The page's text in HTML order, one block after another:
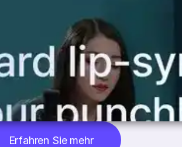
Erfahren Sie mehr